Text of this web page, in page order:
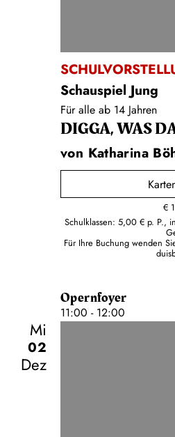
Schauspiel Jung
Für alle ab 14 Jahren
DIGGA, WAS
von Katharina
€
Schulklassen: 5,00 € p. P.,
Für Ihre Buchung wenden
Opernfoyer
11:00 - 12:00
Mi
02
Dez